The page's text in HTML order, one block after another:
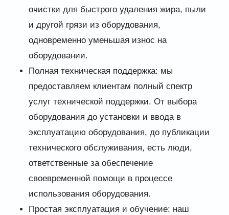
очистки для быстрого удаления жира, пыли
и другой грязи из оборудования,
одновременно уменьшая износ на
оборудовании.
Полная техническая поддержка: мы
предоставляем клиентам полный спектр
услуг технической поддержки. От выбора
оборудования до установки и ввода в
эксплуатацию оборудования, до публикации
технического обслуживания, есть люди,
ответственные за обеспечение
своевременной помощи в процессе
использования оборудования.
Простая эксплуатация и обучение: наш